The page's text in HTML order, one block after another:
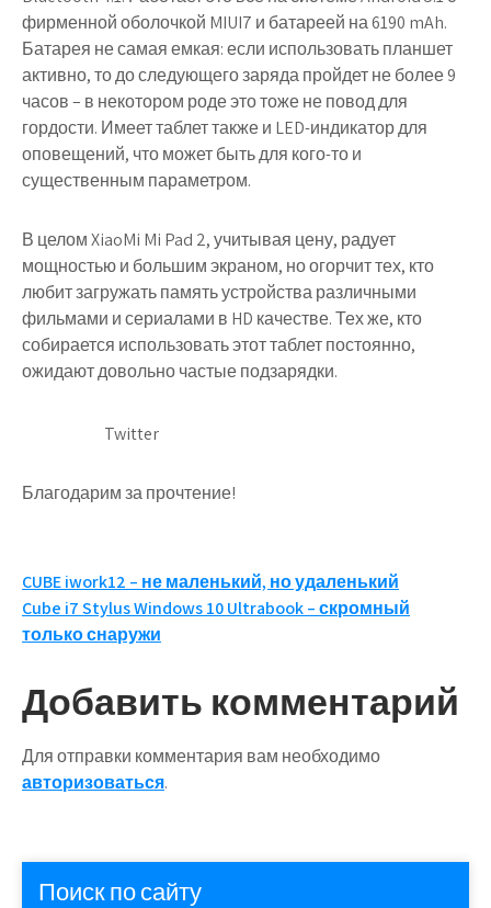
фирменной оболочкой MIUI7 и батареей на 6190 mAh.
Батарея не самая емкая: если использовать планшет
активно, то до следующего заряда пройдет не более 9
часов – в некотором роде это тоже не повод для
гордости. Имеет таблет также и LED-индикатор для
оповещений, что может быть для кого-то и
существенным параметром.
В целом XiaoMi Mi Pad 2, учитывая цену, радует
мощностью и большим экраном, но огорчит тех, кто
любит загружать память устройства различными
фильмами и сериалами в HD качестве. Тех же, кто
собирается использовать этот таблет постоянно,
ожидают довольно частые подзарядки.
Twitter
Благодарим за прочтение!
Навигация
по
CUBE iwork12 – не маленький, но удаленький
Cube i7 Stylus Windows 10 Ultrabook – скромный
только снаружи
Добавить комментарий
Для отправки комментария вам необходимо
авторизоваться.
Поиск по сайту